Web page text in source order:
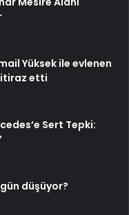
Yüksek ile evlenen
itiraz etti
Sert Tepki:
düşüyor?